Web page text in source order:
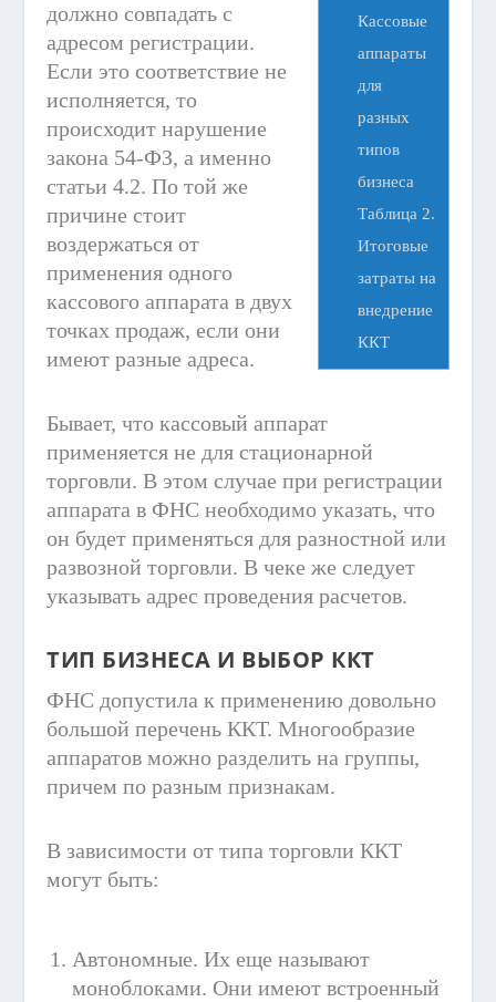
Кассовые
аппараты
для
разных
типов
бизнеса
Таблица 2.
Итоговые
затраты на
внедрение
ККТ
должно совпадать с
адресом регистрации.
Если это соответствие не
исполняется, то
происходит нарушение
закона 54-ФЗ, а именно
статьи 4.2. По той же
причине стоит
воздержаться от
применения одного
кассового аппарата в двух
точках продаж, если они
имеют разные адреса.
Бывает, что кассовый аппарат
применяется не для стационарной
торговли. В этом случае при регистрации
аппарата в ФНС необходимо указать, что
он будет применяться для разностной или
развозной торговли. В чеке же следует
указывать адрес проведения расчетов.
ТИП БИЗНЕСА И ВЫБОР ККТ
ФНС допустила к применению довольно
большой перечень ККТ. Многообразие
аппаратов можно разделить на группы,
причем по разным признакам.
В зависимости от типа торговли ККТ
могут быть:
Автономные. Их еще называют
моноблоками. Они имеют встроенный